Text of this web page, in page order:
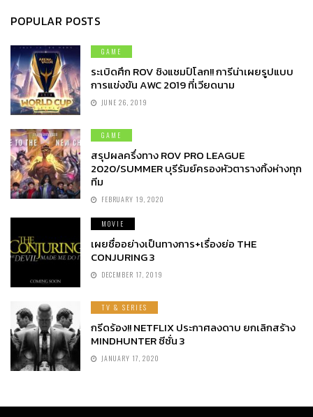
POPULAR POSTS
GAME
ระเบิดศึก ROV ชิงแชมป์โลก!! การีน่าเผยรูปแบบ
การแข่งขัน AWC 2019 ที่เวียดนาม
JUNE 26, 2019
GAME
สรุปผลครึ่งทาง ROV PRO LEAGUE
2020/SUMMER บุรีรัมย์ครองหัวตารางทิ้งห่างทุก
ทีม
FEBRUARY 19, 2020
MOVIE
เผยชื่ออย่างเป็นทางการ+เรื่องย่อ THE
CONJURING 3
DECEMBER 17, 2019
TV & SERIES
กรีดร้อง!! NETFLIX ประกาศลงดาบ ยกเลิกสร้าง
MINDHUNTER ซีซั่น 3
JANUARY 17, 2020